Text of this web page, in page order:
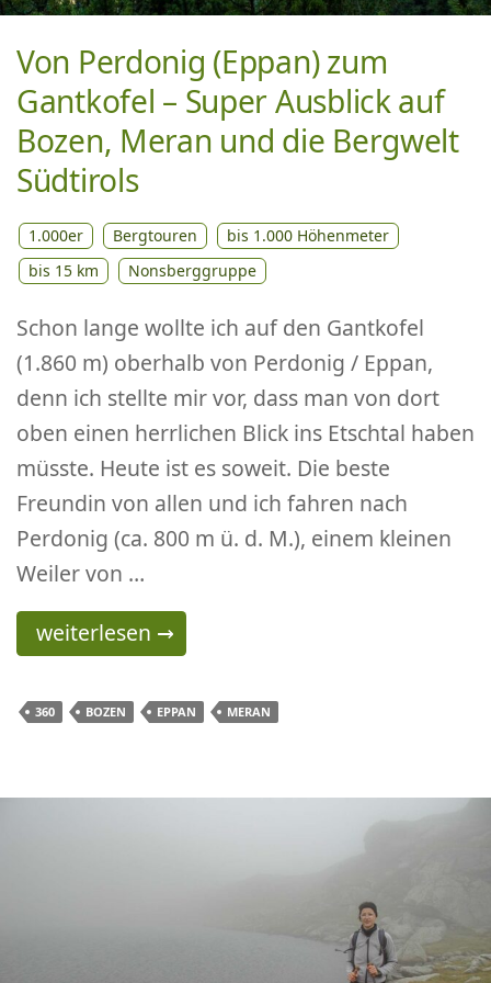
Von Perdonig (Eppan) zum
Gantkofel – Super Ausblick auf
Bozen, Meran und die Bergwelt
Südtirols
1.000er Bergtouren
bis 1.000 Höhenmeter
bis 15 km
Nonsberggruppe
Schon lange wollte ich auf den Gantkofel
(1.860 m) oberhalb von Perdonig / Eppan,
denn ich stellte mir vor, dass man von dort
oben einen herrlichen Blick ins Etschtal haben
müsste. Heute ist es soweit. Die beste
Freundin von allen und ich fahren nach
Perdonig (ca. 800 m ü. d. M.), einem kleinen
Weiler von …
Von Perdonig (Eppan) zum Gantkofel –
weiterlesen →
360 BOZEN EPPAN MERAN